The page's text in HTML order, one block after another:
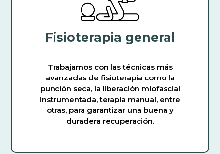
Fisioterapia general
Trabajamos con las técnicas más
avanzadas de fisioterapia como la
punción seca, la liberación miofascial
instrumentada, terapia manual, entre
otras, para garantizar una buena y
duradera recuperación.